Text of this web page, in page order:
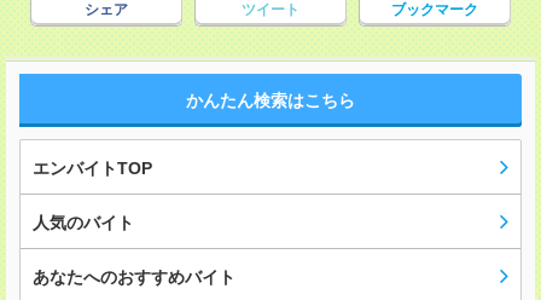
シェア ツイート ブックマーク
かんたん検索はこちら
エンバイトTOP
人気のバイト
あなたへのおすすめバイト